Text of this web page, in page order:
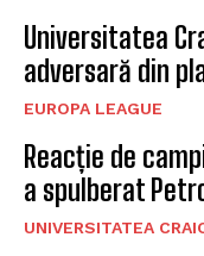
Universitatea
adversară din
EUROPA LEAGUE
Reacție de
a spulberat
UNIVERSITATEA